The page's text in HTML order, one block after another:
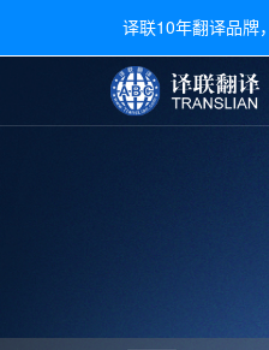
译联10年翻译品牌